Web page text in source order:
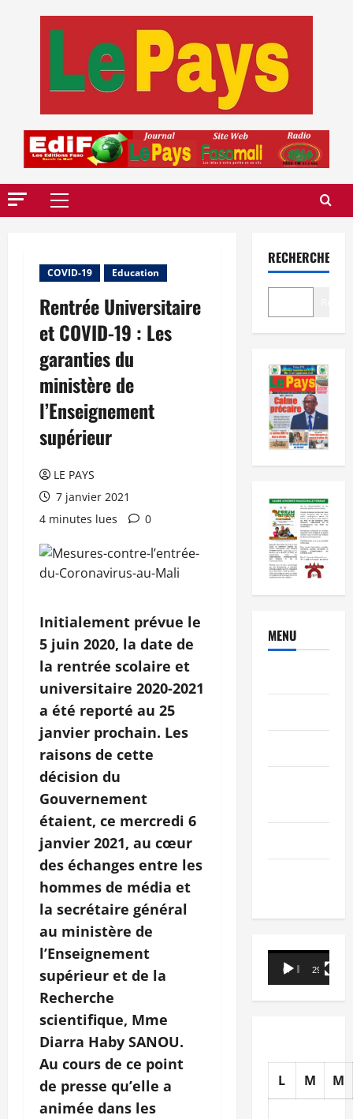
Menu
COVID-19 Education
Rentrée Universitaire
et COVID-19 : Les
garanties du
ministère de
l’Enseignement
supérieur
LE PAYS
7 janvier 2021
4 minutes lues
0
Initialement prévue le
5 juin 2020, la date de
la rentrée scolaire et
universitaire 2020-2021
a été reporté au 25
janvier prochain. Les
raisons de cette
décision du
Gouvernement
étaient, ce mercredi 6
janvier 2021, au cœur
des échanges entre les
hommes de média et
la secrétaire général
au ministère de
l’Enseignement
supérieur et de la
Recherche
scientifique, Mme
Diarra Haby SANOU.
Au cours de ce point
de presse qu’elle a
animée dans les
RECHERCHER
MENU
Lecteur
vidéo
00:00 29:21
L M M